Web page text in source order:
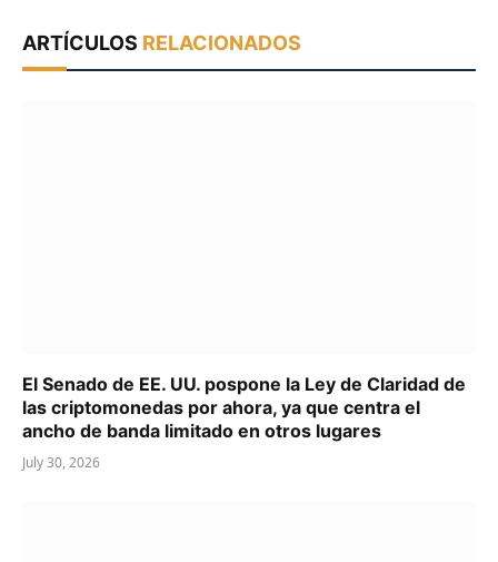
ARTÍCULOS RELACIONADOS
El Senado de EE. UU. pospone la Ley de Claridad de
las criptomonedas por ahora, ya que centra el
ancho de banda limitado en otros lugares
July 30, 2026